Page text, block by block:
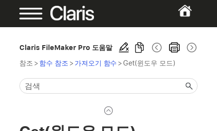
Claris FileMaker Pro 도움말
참조 > 함수 참조 > 가져오기 함수 > Get(윈도우 모드)